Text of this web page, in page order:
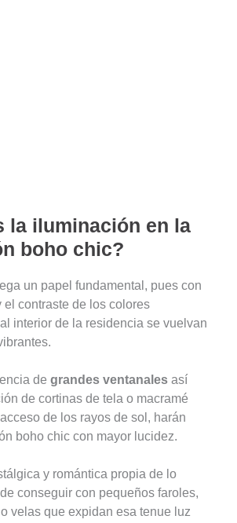
la iluminación en la
boho chic?
un papel fundamental, pues con
el contraste de los colores
interior de la residencia se vuelvan
degrandes ventanalesasí
de cortinas de tela o macramé
de los rayos de sol, harán
boho chic con mayor lucidez.
y romántica propia de lo
conseguir con pequeños faroles,
velas que expidan esa tenue luz